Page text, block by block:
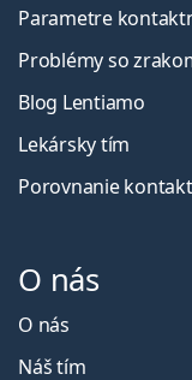
Parametre
Problémy so
Blog Lentiamo
Lekársky tím
Porovnanie
O nás
O nás
Náš tím